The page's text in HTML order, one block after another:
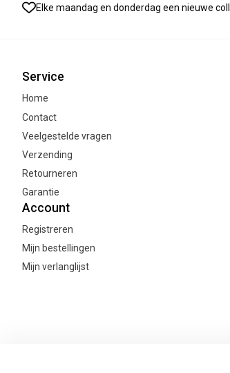
Elke maandag en donderdag een nieuwe
Service
Home
Contact
Veelgestelde vragen
Verzending
Retourneren
Garantie
Account
Registreren
Mijn bestellingen
Mijn verlanglijst